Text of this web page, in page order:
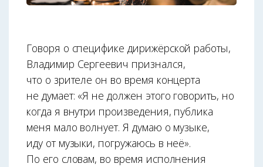
Говоря о специфике дирижёрской работы,
Владимир Сергеевич признался,
что о зрителе он во время концерта
не думает: «Я не должен этого говорить, но
когда я внутри произведения, публика
меня мало волнует. Я думаю о музыке,
иду от музыки, погружаюсь в неё».
По его словам, во время исполнения